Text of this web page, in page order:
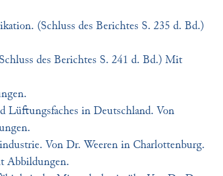
(Schluss des Berichtes S. 235 d. Bd.)
des Berichtes S. 241 d. Bd.) Mit
Lüftungsfaches in Deutschland. Von
Von Dr. Weeren in Charlottenburg.
Abbildungen.